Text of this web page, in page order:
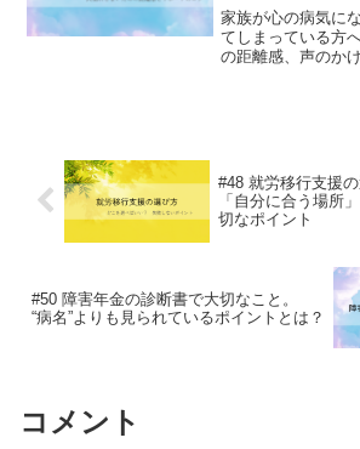
ポートのコツ~
家族が心の病気に
てしまっている方
の距離感、声のか
#48 就労移行支援の
「自分に合う場所
切なポイント
#50 障害年金の診断書で大切なこと。
“病名”よりも見られているポイントとは？
コメント